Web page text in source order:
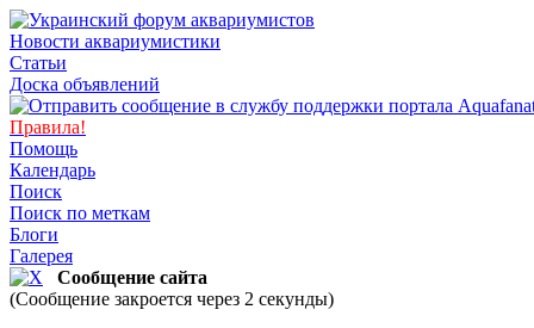
Новости аквариумистики
Статьи
Доска объявлений
Правила!
Помощь
Календарь
Поиск
Поиск по меткам
Блоги
Галерея
Сообщение сайта
(Сообщение закроется через 2 секунды)